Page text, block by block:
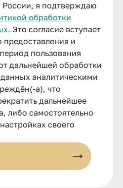
я подтверждаю
обработки
Это согласие вступает
предоставления и
пользования
дальнейшей обработки
аналитическими
а), что
дальнейшее
либо самостоятельно
своего
Александровна
декана факультета
Викторовна